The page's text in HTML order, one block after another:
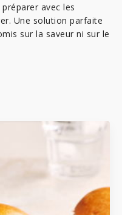
avec les
Une solution parfaite
sur la saveur ni sur le